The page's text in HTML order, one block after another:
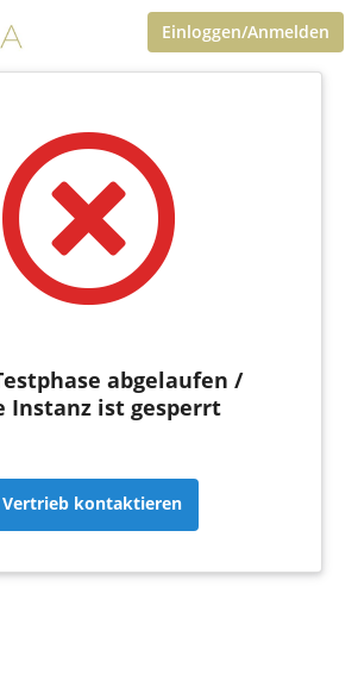
Einloggen/Anmelden
abgelaufen /
Instanz ist gesperrt
Vertrieb kontaktieren